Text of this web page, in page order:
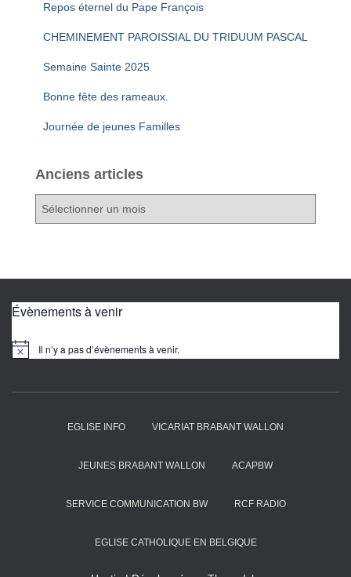
Repos éternel du Pape François
CHEMINEMENT PAROISSIAL DU TRIDUUM PASCAL
Semaine Sainte 2025
Bonne fête des rameaux.
Journée de jeunes Familles
Anciens articles
s
t
c
Évènements à venir
N
i
Il n’y a pas d’évènements à venir.
EGLISE INFO VICARIAT BRABANT WALLON
JEUNES BRABANT WALLON ACAPBW
SERVICE COMMUNICATION BW RCF RADIO
EGLISE CATHOLIQUE EN BELGIQUE